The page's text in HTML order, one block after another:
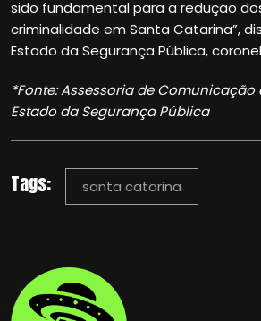
sido fundamental para a redução
criminalidade em Santa Catarina”,
Estado da Segurança Pública,
*Fonte: Assessoria de Comunicação
Estado da Segurança Pública
Tags: santa catarina